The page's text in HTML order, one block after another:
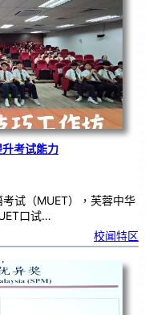
考试能力
试（MUET），芙蓉中华
口试…
校闻特区